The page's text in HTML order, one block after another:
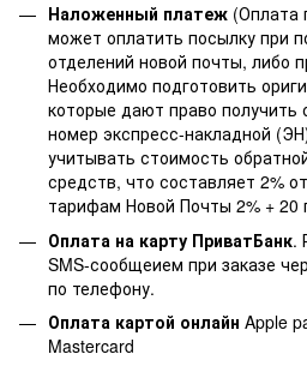
Наложенный платеж (Оплата
может оплатить посылку при
отделений новой почты, либо
Необходимо подготовить
которые дают право получить
номер экспресс-накладной
учитывать стоимость
средств, что составляет 2%
тарифам Новой Почты 2% + 20
Оплата на карту ПриватБанк.
SMS-сообщеием при заказе
по телефону.
Оплата картой онлайн Apple
Mastercard